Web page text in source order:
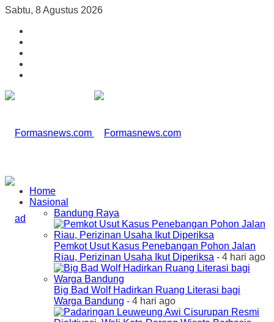
Sabtu, 8 Agustus 2026
Home
Nasional
Bandung Raya
Pemkot Usut Kasus Penebangan Pohon Jalan
Riau, Perizinan Usaha Ikut Diperiksa - 4 hari ago
Big Bad Wolf Hadirkan Ruang Literasi bagi
Warga Bandung - 4 hari ago